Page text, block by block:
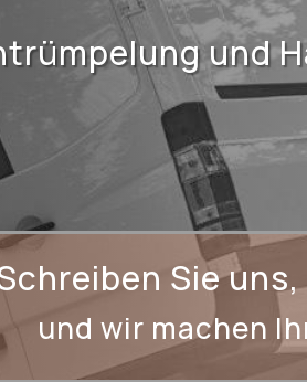
und
Sie
und wir machen